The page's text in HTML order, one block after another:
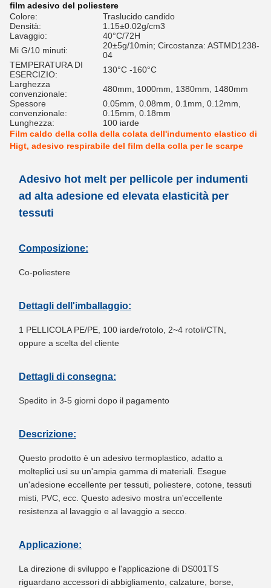
film adesivo del poliestere
Colore:
Traslucido candido
Densità:
1.15±0.02g/cm3
Lavaggio:
40°C/72H
Mi G/10 minuti:
20±5g/10min; Circostanza: ASTMD1238-
04
TEMPERATURA DI
ESERCIZIO:
130°C -160°C
Larghezza
convenzionale:
480mm, 1000mm, 1380mm, 1480mm
Spessore
convenzionale:
0.05mm, 0.08mm, 0.1mm, 0.12mm,
0.15mm, 0.18mm
Lunghezza:
100 iarde
Film caldo della colla della colata dell'indumento elastico di
Higt, adesivo respirabile del film della colla per le scarpe
Adesivo hot melt per pellicole per indumenti
ad alta adesione ed elevata elasticità per
tessuti
Composizione:
Co-poliestere
Dettagli dell'imballaggio:
1 PELLICOLA PE/PE, 100 iarde/rotolo, 2~4 rotoli/CTN,
oppure a scelta del cliente
Dettagli di consegna:
Spedito in 3-5 giorni dopo il pagamento
Descrizione:
Questo prodotto è un adesivo termoplastico, adatto a
molteplici usi su un'ampia gamma di materiali. Esegue
un'adesione eccellente per tessuti, poliestere, cotone, tessuti
misti, PVC, ecc. Questo adesivo mostra un'eccellente
resistenza al lavaggio e al lavaggio a secco.
Applicazione:
La direzione di sviluppo e l'applicazione di DS001TS
riguardano accessori di abbigliamento, calzature, borse,